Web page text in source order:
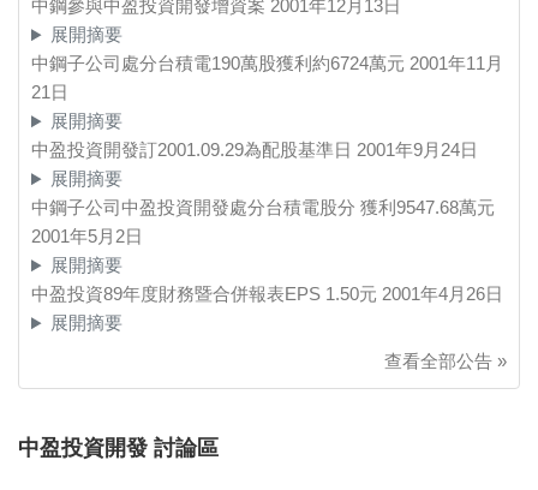
中鋼參與中盈投資開發增資案 2001年12月13日
展開摘要
中鋼子公司處分台積電190萬股獲利約6724萬元 2001年11月
21日
展開摘要
中盈投資開發訂2001.09.29為配股基準日 2001年9月24日
展開摘要
中鋼子公司中盈投資開發處分台積電股分 獲利9547.68萬元
2001年5月2日
展開摘要
中盈投資89年度財務暨合併報表EPS 1.50元 2001年4月26日
展開摘要
查看全部公告 »
中盈投資開發 討論區